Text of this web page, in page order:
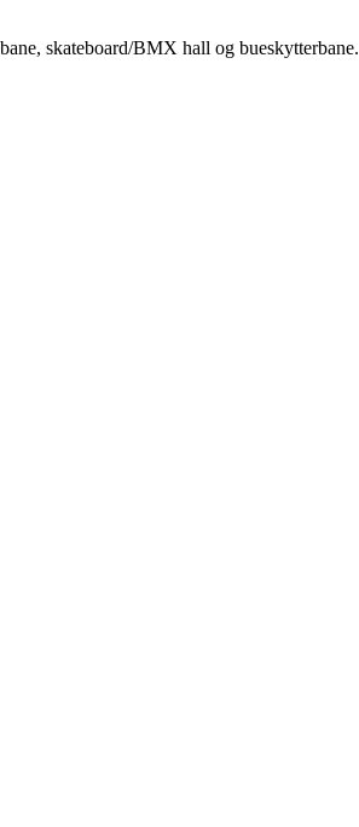
skateboard/BMX hall og bueskytterbane.